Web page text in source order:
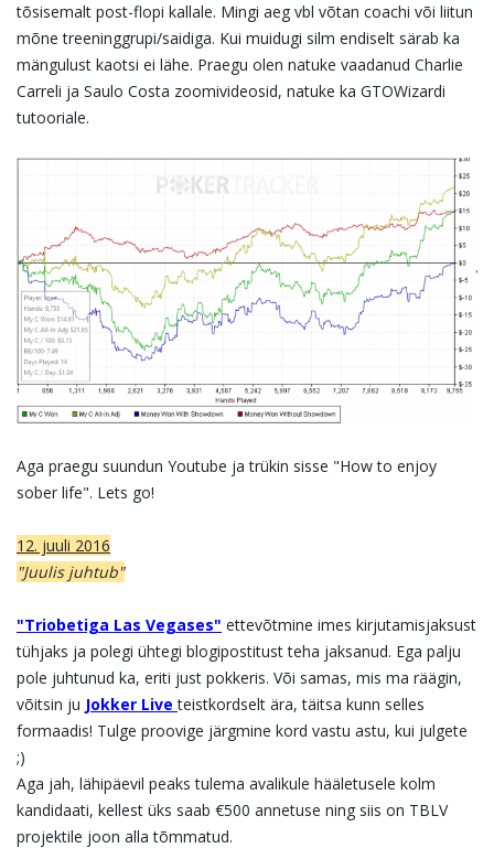
tõsisemalt post-flopi kallale. Mingi aeg vbl võtan coachi või liitun
mõne treeninggrupi/saidiga. Kui muidugi silm endiselt särab ka
mängulust kaotsi ei lähe. Praegu olen natuke vaadanud Charlie
Carreli ja Saulo Costa zoomivideosid, natuke ka GTOWizardi
tutooriale.
Aga praegu suundun Youtube ja trükin sisse "How to enjoy
sober life". Lets go!
12. juuli 2016
"Juulis juhtub"
"Triobetiga Las Vegases" ettevõtmine imes kirjutamisjaksust
tühjaks ja polegi ühtegi blogipostitust teha jaksanud. Ega palju
pole juhtunud ka, eriti just pokkeris. Või samas, mis ma räägin,
võitsin ju Jokker Liveteistkordselt ära, täitsa kunn selles
formaadis! Tulge proovige järgmine kord vastu astu, kui julgete
;)
Aga jah, lähipäevil peaks tulema avalikule hääletusele kolm
kandidaati, kellest üks saab €500 annetuse ning siis on TBLV
projektile joon alla tõmmatud.